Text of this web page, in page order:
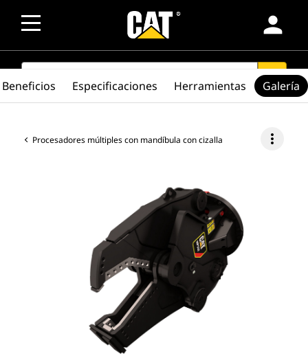
person
SEARCH search
Procesadores múltiples con mandíbula con cizalla more_vert
Beneficios Especificaciones Herramientas Galería